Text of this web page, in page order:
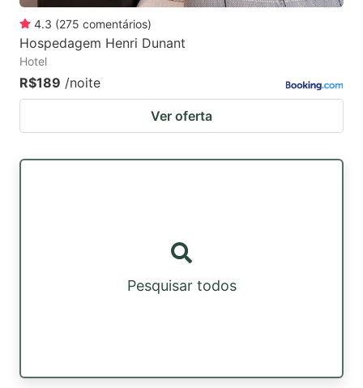
4.3 (275 comentários)
Hospedagem Henri Dunant
Hotel
R$189 /noite
Ver oferta
Pesquisar todos